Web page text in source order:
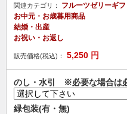
関連カテゴリ：
フルーツゼリーギ
お中元・お歳暮用商品
結婚・出産
お祝い・お返し
販売価格(税込)： 5,250 円
のし・水引 ※必要な場合は
緑包装(有・無)